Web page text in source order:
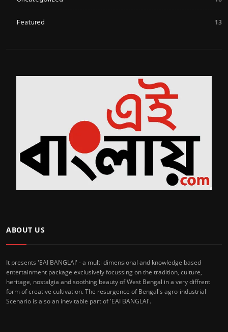
Featured 13
ABOUT US
It presents 'EAI BANGLAI' - a multi dimensional and knowledge based
entertainment package exclusively focussing on the tradition, culture,
heritage, nostalgia and soothing beauty of West Bengal in a very diffrent
form of creative cultivation. The resurgence of Bengal's agro-industrial
Scenario is also an inevitable part of 'EAI BANGLAI'.